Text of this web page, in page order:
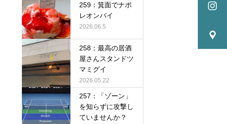
256：試合を見る中での観
点
255:最高の居酒屋さん 肉
259：箕面でナポ
レオンパイ
2026.06.5
258：最高の居酒
屋さんスタンドツ
マミグイ
2026.05.22
257：「ゾーン」
を知らずに攻撃し
ていませんか？